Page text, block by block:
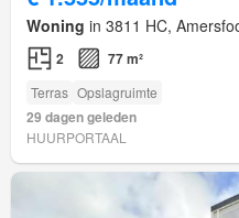
Woning in 3811 HC,
2 77 m²
Terras Opslagruimte
29 dagen geleden
HUURPORTAAL